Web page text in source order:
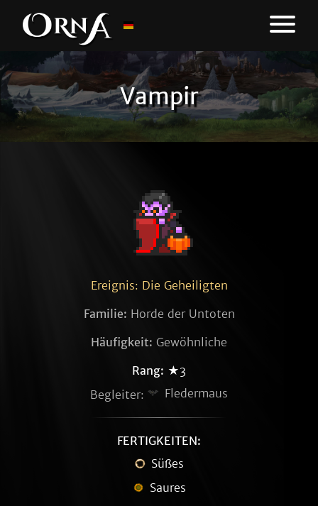
Vampir
Ereignis: Die Geheiligten
Familie: Horde der Untoten
Häufigkeit: Gewöhnliche
Rang: ★3
Begleiter:
Fledermaus
FERTIGKEITEN:
Süßes
Saures